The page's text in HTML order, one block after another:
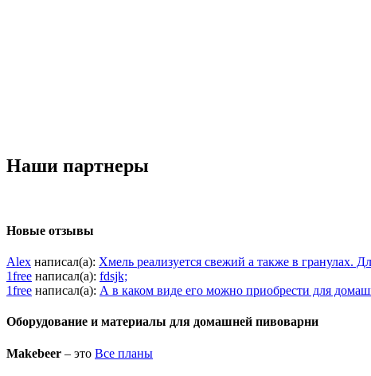
Наши партнеры
Новые отзывы
Alex написал(а): Хмель реализуется свежий а также в гранулах.
1free написал(а): fdsjk;
1free написал(а): А в каком виде его можно приобрести для
Оборудование и материалы для домашней пивоварни
Makebeer – это Все планы